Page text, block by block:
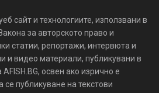
сайт и технологиите, използвани в
за авторското право и
статии, репортажи, интервюта и
и видео материали, публикувани в
освен ако изрично е
публикуване на текстови